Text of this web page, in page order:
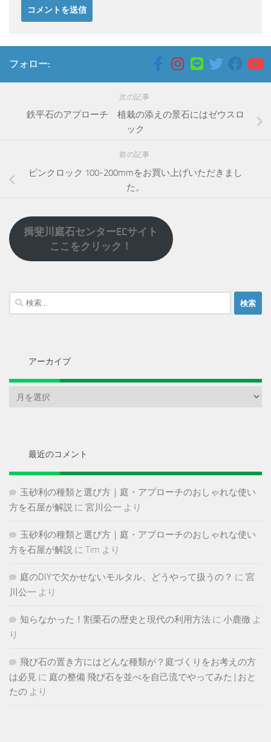
フォロー:
次の記事
鉄平石のアプローチ 植栽の添えの景石にはゼウスロ
ック
前の記事
ピンクロック 100-200mmをお買い上げいただきまし
た。
揖斐川庭石センターECサイト
ここをクリック！
検
索:
アーカイブ
最近のコメント
玉砂利の種類と選び方｜庭・アプローチのおしゃれな使い
方を石屋が解説 に 宮川公一 より
玉砂利の種類と選び方｜庭・アプローチのおしゃれな使い
方を石屋が解説 に Tim より
庭のDIYで欠かせないモルタル、どうやって扱うの？ に 宮
川公一 より
知らなかった！割栗石の歴史と現代の利用方法 に 小鹿徹 よ
り
飛び石の置き方にはどんな種類が？庭づくりをお考えの方
は必見 に 庭の整備 飛び石を並べを自己流でやってみた | おと
たの より